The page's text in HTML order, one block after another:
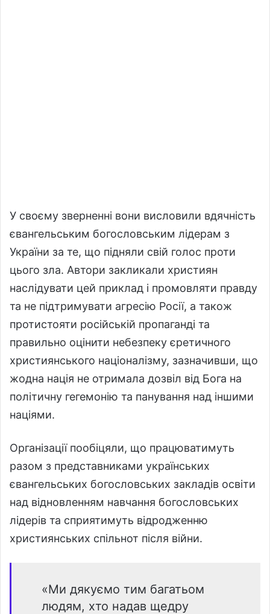
У своєму зверненні вони висловили вдячність
євангельським богословським лідерам з
України за те, що підняли свій голос проти
цього зла. Автори закликали християн
наслідувати цей приклад і промовляти правду
та не підтримувати агресію Росії, а також
протистояти російській пропаганді та
правильно оцінити небезпеку єретичного
християнського націоналізму, зазначивши, що
жодна нація не отримала дозвіл від Бога на
політичну гегемонію та панування над іншими
націями.
Організації пообіцяли, що працюватимуть
разом з представниками українських
євангельських богословських закладів освіти
над відновленням навчання богословських
лідерів та сприятимуть відродженню
християнських спільнот після війни.
«Ми дякуємо тим багатьом
людям, хто надав щедру